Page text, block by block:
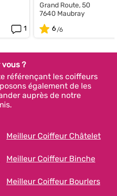
1
Grand Route, 50
7640 Maubray
6
?
référençant les coiffeurs
également de les
auprès de notre
Meilleur Coiffeur Châtelet
Meilleur Coiffeur Binche
Meilleur Coiffeur Bourlers